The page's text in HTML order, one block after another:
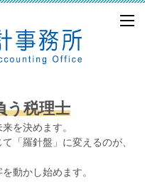
う税理士
を決めます。
「羅針盤」に変えるのが、
動かし始めます。